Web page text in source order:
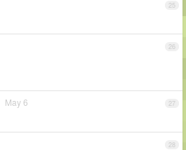
25
26
27
May 6
28